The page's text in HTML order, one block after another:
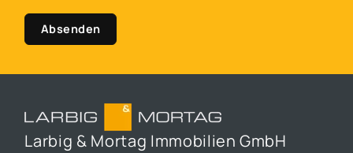
Absenden
Larbig & Mortag Immobilien GmbH